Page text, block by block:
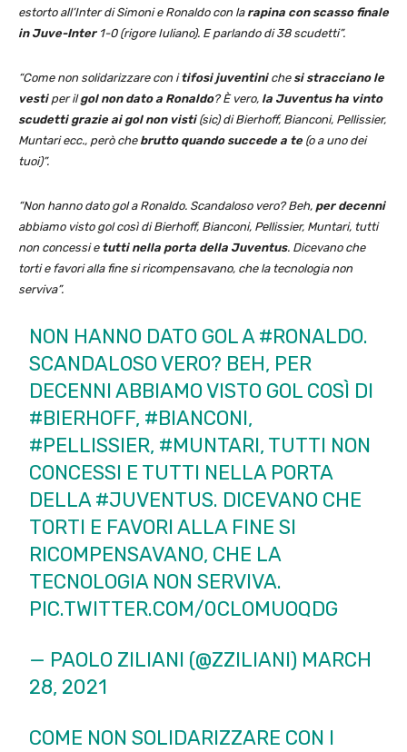
estorto all’Inter di Simoni e Ronaldo con la rapina con scasso finale
in Juve-Inter1-0 (rigore Iuliano). E parlando di 38 scudetti”.
“Come non solidarizzare con itifosi juventiniche si stracciano le
vesti per ilgol non dato a Ronaldo? È vero, la Juventus ha vinto
scudetti grazie ai gol non visti(sic) di Bierhoff, Bianconi, Pellissier,
Muntari ecc., però chebrutto quando succede a te (o a uno dei
tuoi)”.
“Non hanno dato gol a Ronaldo. Scandaloso vero? Beh, per decenni
abbiamo visto gol così di Bierhoff, Bianconi, Pellissier, Muntari, tutti
non concessi e tutti nella porta della Juventus. Dicevano che
torti e favori alla fine si ricompensavano, che la tecnologia non
serviva”.
NON HANNO DATO GOL A#RONALDO.
SCANDALOSO VERO? BEH, PER
DECENNI ABBIAMO VISTO GOL COSÌ DI
#BIERHOFF, #BIANCONI,
#PELLISSIER, #MUNTARI, TUTTI NON
CONCESSI E TUTTI NELLA PORTA
DELLA#JUVENTUS. DICEVANO CHE
TORTI E FAVORI ALLA FINE SI
RICOMPENSAVANO, CHE LA
TECNOLOGIA NON SERVIVA.
PIC.TWITTER.COM/0CLOMUOQDG
— PAOLO ZILIANI (@ZZILIANI) MARCH
28, 2021
COME NON SOLIDARIZZARE CON I